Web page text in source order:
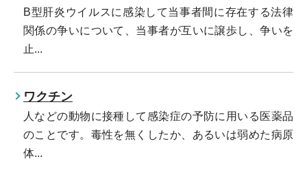
B型肝炎ウイルスに感染して当事者間に存在する法律
関係の争いについて、当事者が互いに譲歩し、争いを
止...
ワクチン
人などの動物に接種して感染症の予防に用いる医薬品
のことです。毒性を無くしたか、あるいは弱めた病原
体...